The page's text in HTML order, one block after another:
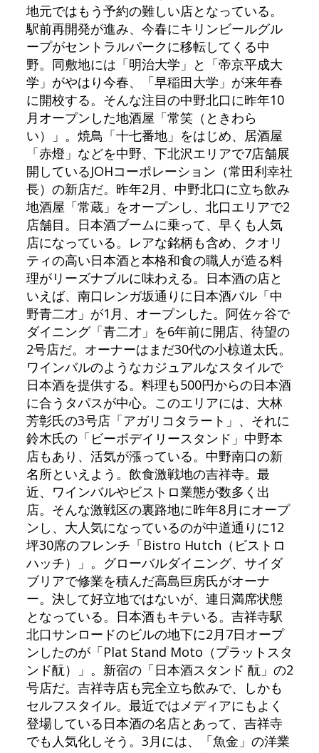
地元ではもう予約の難しい店となっている。
駅前再開発が進み、今春にキリンビールグル
ープがセントラルパークに移転してくる中
野。同敷地には「明治大学」と「帝京平成大
学」がやはり今春、「早稲田大学」が来年春
に開校する。そんな注目の中野北口に昨年10
月オープンした地酒屋「常笑（ときわら
い）」。焼鳥「十七番地」をはじめ、居酒屋
「赤燈」などを中野、下北沢エリアで7店舗展
開しているJOHコーポレーション（常田利幸社
長）の新店だ。昨年2月、中野北口に立ち飲み
地酒屋「常蔵」をオープンし、北口エリアで2
店舗目。日本酒ブームに乗って、早くも人気
店になっている。レアな銘柄も含め、クオリ
ティの高い日本酒と本格和食の職人が造る料
理がリーズナブルに味わえる。日本酒の店と
いえば、南口レンガ坂通りに日本酒バル「中
野青二才」が1月、オープンした。阿佐ヶ谷で
ダイニング「青二才」を6年前に開店、待望の
2号店だ。オーナーはまだ30代の小椋道太氏。
ワインバルのようなカジュアルなスタイルで
日本酒を提供する。料理も500円からの日本酒
に合うタパスが中心。このエリアには、大林
芳彰氏の3号店「アガリコタラート」、それに
鈴木氏の「ビーボデイリースタンド」中野本
店もあり、活気が漲っている。中野南口の新
名所といえよう。飲食激戦地の吉祥寺。最
近、ワインバルやビストロ業態が数多く出
店。そんな激戦区の裏路地に昨年8月にオープ
ンし、大人気になっているのが中道通りに12
坪30席のフレンチ「Bistro Hutch（ビストロ
ハッチ）」。グローバルダイニング、サイダ
ブリアで修業を積んだ高島巨房氏がオーナ
ー。決して好立地ではないが、連日満席状態
となっている。日本酒もキテいる。吉祥寺駅
北口サンロードのビルの地下に2月7日オープ
ンしたのが「Plat Stand Moto（プラットスタ
ンド酛）」。新宿の「日本酒スタンド 酛」の2
号店だ。吉祥寺店も完全立ち飲みで、しかも
セルフスタイル。最近ではメディアにもよく
登場している日本酒の名店とあって、吉祥寺
でも人気化しそう。3月には、「魚金」の洋業